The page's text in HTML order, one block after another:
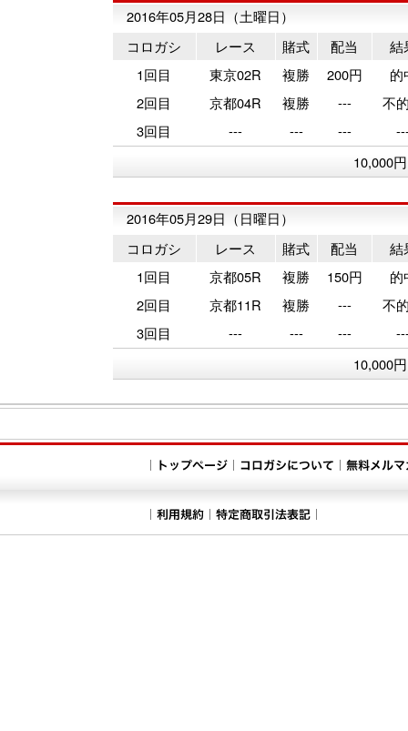
2016年05月28日（土曜日）
コロガシ
レース 賭式 配当
結
1回目
東京02R 複勝 200円
的
2回目
京都04R 複勝 ---
不
3回目
--- --- ---
10,000
2016年05月29日（日曜日）
コロガシ
レース 賭式 配当
結
1回目
京都05R 複勝 150円
的
2回目
京都11R 複勝 ---
不
3回目
--- --- ---
10,000